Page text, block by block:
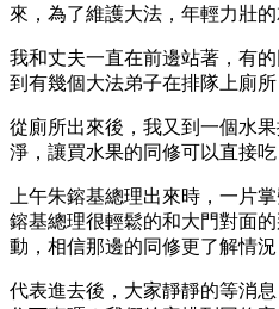
來，為了維護大法，年輕力壯
我和丈夫一直在前邊站著，有
到有幾個大法弟子在排隊上廁
從廁所出來後，我又到一個水
淨，讓買水果的同修可以直接
上午朱鎔基總理出來時，一片
鎔基總理很輕鬆的和大門對面
動，相信那邊的同修更了解情
代表進去後，大家靜靜的等消